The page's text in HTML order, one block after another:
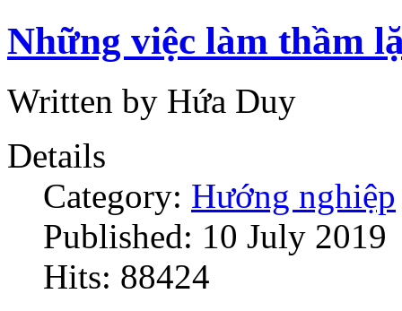
Những việc làm thầm
Written by Hứa Duy
Details
Category: Hướng nghiệp
Published: 10 July 2019
Hits: 88424